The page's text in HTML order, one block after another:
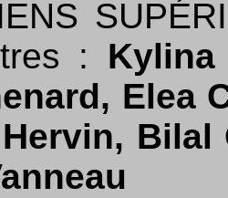
:
Elea
Bilal